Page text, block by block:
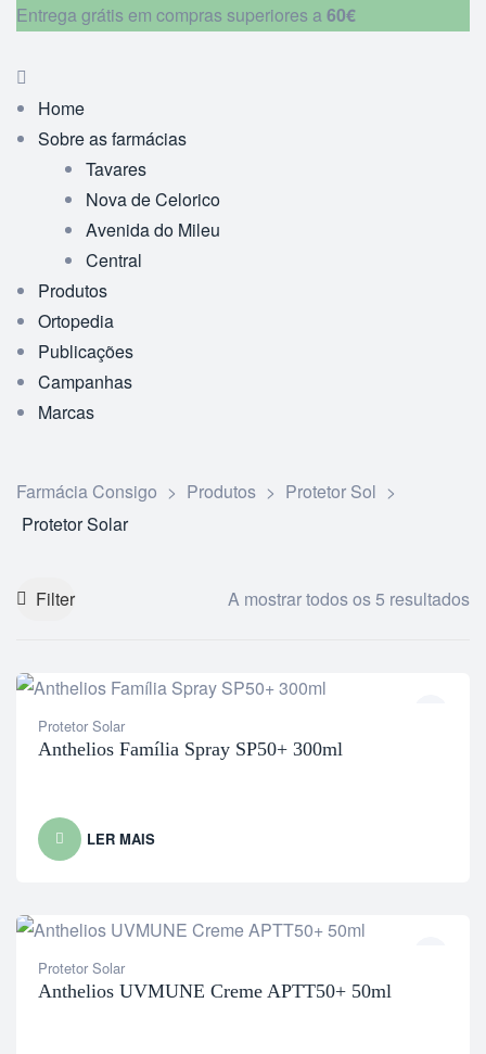
Entrega grátis em compras superiores a60€
Home
Sobre as farmácias
Tavares
Nova de Celorico
Avenida do Mileu
Central
Produtos
Ortopedia
Publicações
Campanhas
Marcas
Farmácia Consigo > Produtos > Protetor Sol >
Protetor Solar
Filter A mostrar todos os 5 resultados
Protetor Solar
Anthelios Família Spray SP50+ 300ml
LER MAIS
Protetor Solar
Anthelios UVMUNE Creme APTT50+ 50ml